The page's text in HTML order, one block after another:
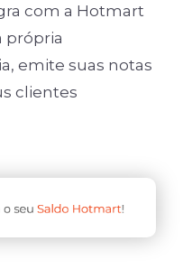
com a Hotmart
própria
emite suas notas
clientes